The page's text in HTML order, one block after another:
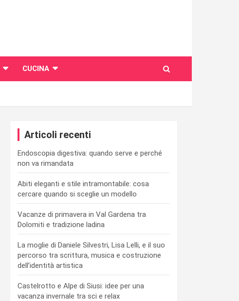
CUCINA
Articoli recenti
Endoscopia digestiva: quando serve e perché
non va rimandata
Abiti eleganti e stile intramontabile: cosa
cercare quando si sceglie un modello
Vacanze di primavera in Val Gardena tra
Dolomiti e tradizione ladina
La moglie di Daniele Silvestri, Lisa Lelli, e il suo
percorso tra scrittura, musica e costruzione
dell’identità artistica
Castelrotto e Alpe di Siusi: idee per una
vacanza invernale tra sci e relax